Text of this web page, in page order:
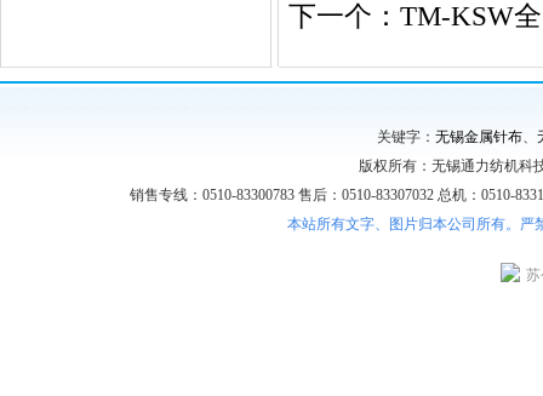
下一个： TM-KSW
关键字： 无锡金属针布、
版权所有：无锡通力纺机科
销售专线：0510-83300783 售后：0510-83307032 总机：0510-
本站所有文字、图片归本公司所有。严
苏